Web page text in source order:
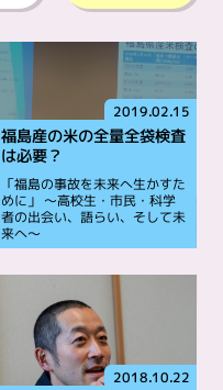
2019.02.15
福島産の米の全量全袋検査
は必要？
「福島の事故を未来へ生かすた
めに」 ～高校生・市民・科学
者の出会い、語らい、そして未
来へ～
2018.10.22